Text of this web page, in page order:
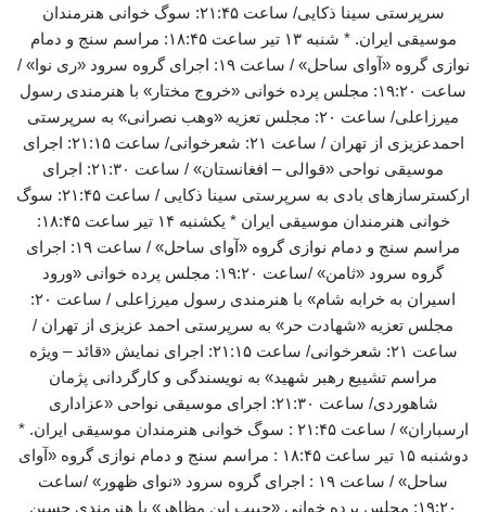
سرپرستی سینا ذکایی/ ساعت ۲۱:۴۵: سوگ خوانی هنرمندان
موسیقی ایران. * شنبه ۱۳ تیر ساعت ۱۸:۴۵: مراسم سنج و دمام
نوازی گروه «آوای ساحل» / ساعت ۱۹: اجرای گروه سرود «ری نوا» /
ساعت ۱۹:۲۰: مجلس پرده خوانی «خروج مختار» با هنرمندی رسول
میرزاعلی/ ساعت ۲۰: مجلس تعزیه «وهب نصرانی» به سرپرستی
احمدعزیزی از تهران / ساعت ۲۱: شعرخوانی/ ساعت ۲۱:۱۵: اجرای
موسیقی نواحی «قوالی – افغانستان» / ساعت ۲۱:۳۰: اجرای
ارکسترسازهای بادی به سرپرستی سینا ذکایی / ساعت ۲۱:۴۵: سوگ
خوانی هنرمندان موسیقی ایران * یکشنبه ۱۴ تیر ساعت ۱۸:۴۵:
مراسم سنج و دمام نوازی گروه «آوای ساحل» / ساعت ۱۹: اجرای
گروه سرود «ثامن» /ساعت ۱۹:۲۰: مجلس پرده خوانی «ورود
اسیران به خرابه شام» با هنرمندی رسول میرزاعلی / ساعت ۲۰:
مجلس تعزیه «شهادت حر» به سرپرستی احمد عزیزی از تهران /
ساعت ۲۱: شعرخوانی/ ساعت ۲۱:۱۵: اجرای نمایش «قائد – ویژه
مراسم تشییع رهبر شهید» به نویسندگی و کارگردانی پژمان
شاهوردی/ ساعت ۲۱:۳۰: اجرای موسیقی نواحی «عزاداری
ارسباران» / ساعت ۲۱:۴۵ : سوگ خوانی هنرمندان موسیقی ایران. *
دوشنبه ۱۵ تیر ساعت ۱۸:۴۵ : مراسم سنج و دمام نوازی گروه «آوای
ساحل» / ساعت ۱۹ : اجرای گروه سرود «نوای ظهور» /ساعت
۱۹:۲۰: مجلس پرده خوانی «حبیب ابن مظاهر» با هنرمندی حسین